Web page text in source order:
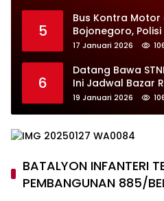
5
Bus Kontra Motor
Bojonegoro,
Kecelakaan
17 Januari 2026
6
Datang Bawa
Ini Jadwal Bazar
19 Januari 2026
BATALYON INFANTERI
PEMBANGUNAN 885/